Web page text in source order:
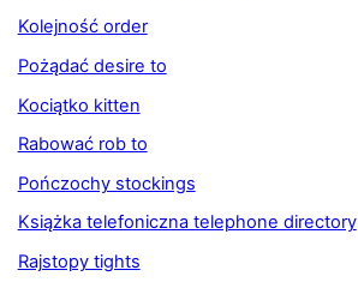
Kolejność order
Pożądać desire to
Kociątko kitten
Rabować rob to
Pończochy stockings
Książka telefoniczna telephone directory
Rajstopy tights